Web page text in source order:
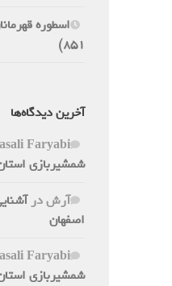
اسطوره
851)
آخرین دیدگاه‌ها
Faryabi
شمشیربازی
آرشدر
اصفهان
Faryabi
شمشیربازی